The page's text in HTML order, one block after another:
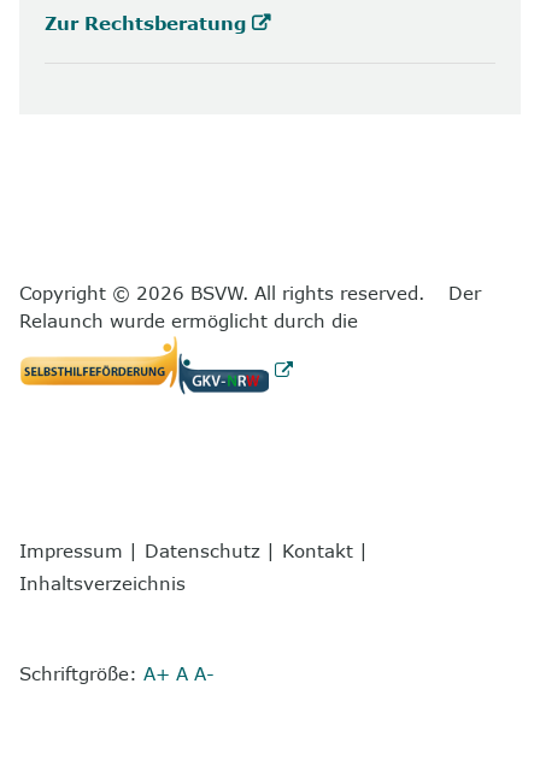
Zur Rechtsberatung
Copyright © 2026 BSVW. All rights reserved. Der
Relaunch wurde ermöglicht durch die
Impressum | Datenschutz | Kontakt |
Inhaltsverzeichnis
Schriftgröße: A+ A A-